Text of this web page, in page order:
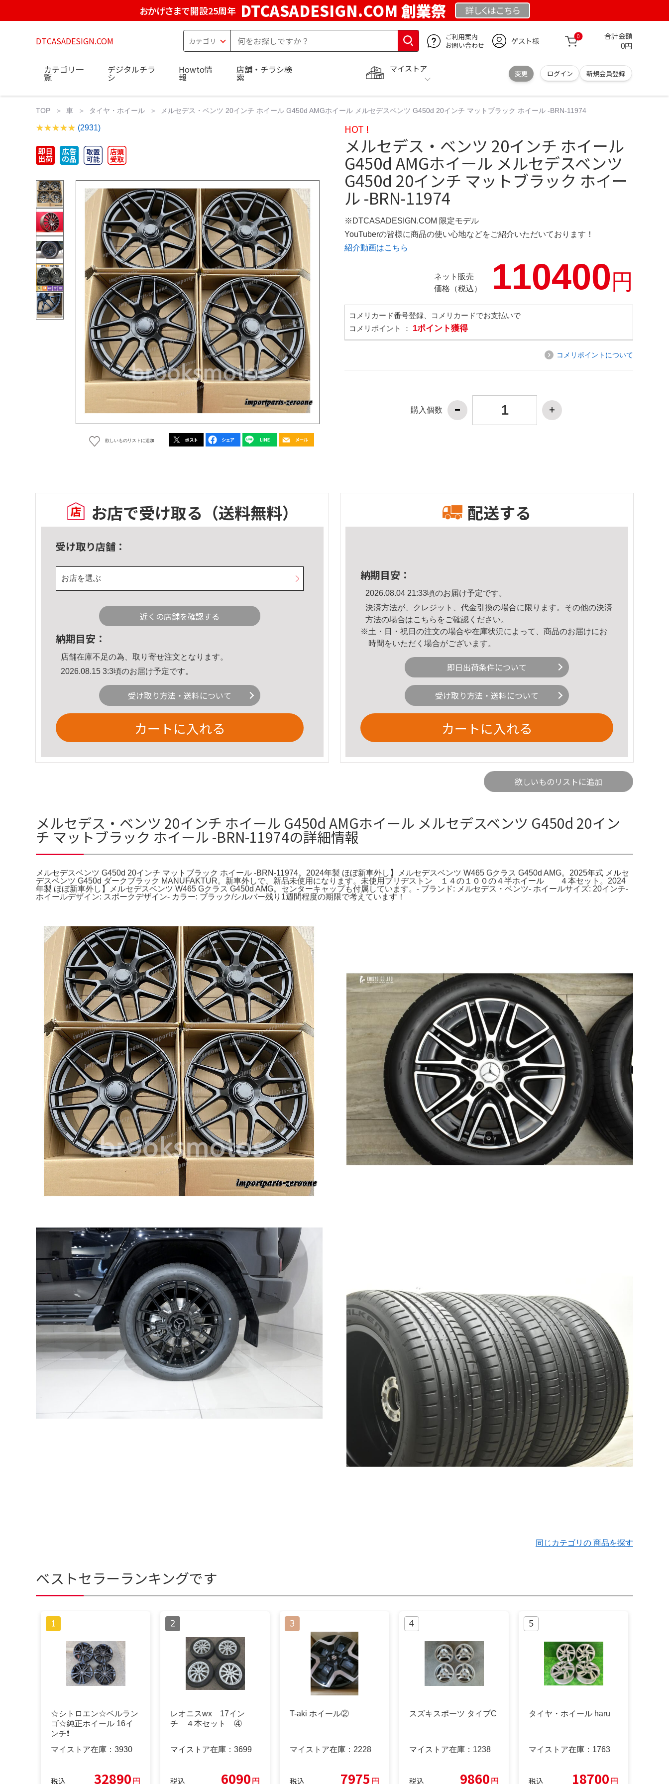
おかげさまで開設25周年 DTCASADESIGN.COM 創業祭 詳しくはこちら
DTCASADESIGN.COM
ご利用案内
お問い合わせ
ゲスト様 0 合計金額
0円
マイストア
変更 ログイン 新規会員登録
カテゴリ一
覧
デジタルチラ
シ
Howto情
報
店舗・チラシ検
索
TOP 車 タイヤ・ホイール メルセデス・ベンツ 20インチ ホイール G450d AMGホイール メルセデスベンツ G450d 20インチ マットブラック ホイール -BRN-11974
(2931)
欲しいものリストに追加
HOT !
メルセデス・ベンツ 20インチ ホイール
G450d AMGホイール メルセデスベンツ
G450d 20インチ マットブラック ホイー
ル -BRN-11974
※DTCASADESIGN.COM 限定モデル
YouTuberの皆様に商品の使い心地などをご紹介いただいております！
紹介動画はこちら
ネット販売
価格（税込）
110400円
コメリカード番号登録、コメリカードでお支払いで
コメリポイント ： 1ポイント獲得
コメリポイントについて
購入個数
お店で受け取る （送料無料）
受け取り店舗：
お店を選ぶ
近くの店舗を確認する
納期目安：
店舗在庫不足の為、取り寄せ注文となります。
2026.08.15 3:3頃のお届け予定です。
受け取り方法・送料について
カートに入れる
配送する
納期目安：
2026.08.04 21:33頃のお届け予定です。
決済方法が、クレジット、代金引換の場合に限ります。その他の決済
方法の場合はこちら をご確認ください。
※土・日・祝日の注文の場合や在庫状況によって、商品のお届けにお
時間をいただく場合がございます。
即日出荷条件について
受け取り方法・送料について
カートに入れる
欲しいものリストに追加
メルセデス・ベンツ 20インチ ホイール G450d AMGホイール メルセデスベンツ G450d 20イン
チ マットブラック ホイール -BRN-11974の詳細情報
メルセデスベンツ G450d 20インチ マットブラック ホイール -BRN-11974。2024年製 ほぼ新車外し】メルセデスベンツ W465 Gクラス G450d AMG。2025年式 メルセ
デスベンツ G450d ダークブラック MANUFAKTUR。新車外しで、新品未使用になります。未使用ブリヂストン １４の１００の４半ホイール ４本セット。2024
年製 ほぼ新車外し】メルセデスベンツ W465 Gクラス G450d AMG。センターキャップも付属しています。- ブランド: メルセデス・ベンツ- ホイールサイズ: 20インチ-
ホイールデザイン: スポークデザイン- カラー: ブラック/シルバー残り1週間程度の期限で考えています！
同じカテゴリの 商品を探す
ベストセラーランキングです
☆シトロエン☆ベルラン
ゴ☆純正ホイール 16イ
ンチ❗️
マイストア在庫： 3930
税込 32890円
レオニスwx 17イン
チ ４本セット ④
マイストア在庫： 3699
税込 6090円
T-aki ホイール②
マイストア在庫： 2228
税込 7975 円
スズキスポーツ タイプC
マイストア在庫： 1238
税込 9860円
タイヤ・ホイール haru
マイストア在庫： 1763
税込 18700円